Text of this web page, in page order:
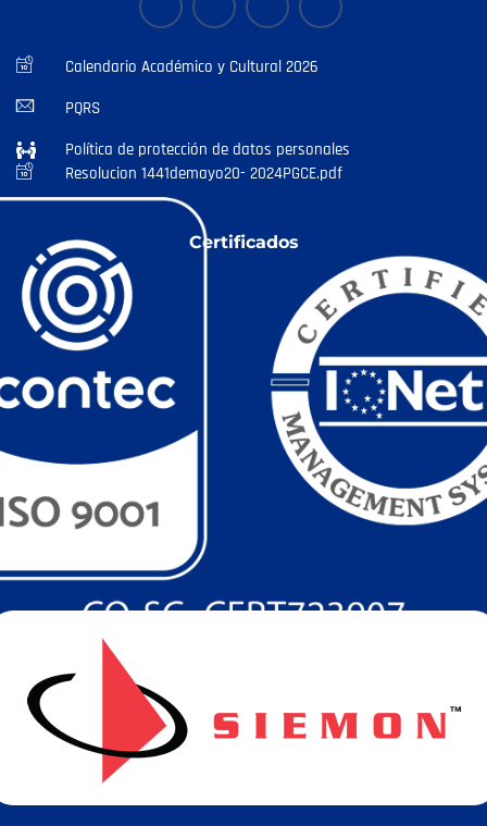
Calendario Académico y Cultural 2026
PQRS
Política de protección de datos personales
Resolucion 1441demayo20- 2024PGCE.pdf
Certificados